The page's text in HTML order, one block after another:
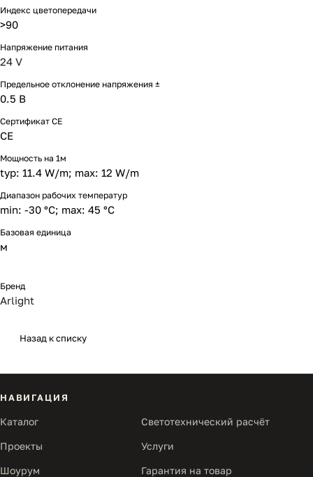
Индекс цветопередачи
>90
Напряжение питания
24 V
Предельное отклонение напряжения ±
0.5 В
Сертификат CE
CE
Мощность на 1м
typ: 11.4 W/m; max: 12 W/m
Диапазон рабочих температур
min: -30 °C; max: 45 °C
Базовая единица
м
Бренд
Arlight
Назад к списку
НАВИГАЦИЯ
Каталог Светотехнический расчёт
Проекты Услуги
Шоурум Гарантия на товар